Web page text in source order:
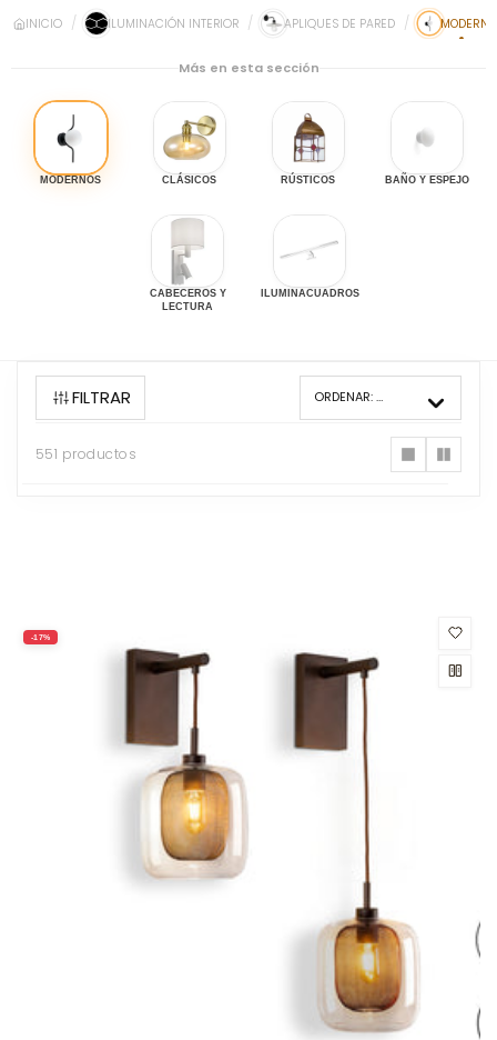
INICIO ILUMINACIÓN INTERIOR APLIQUES DE PARED
Más en esta sección
MODERNOS CLÁSICOS RÚSTICOS BAÑO Y ESPEJO
CABECEROS Y
LECTURA
ILUMINACUADROS
FILTRAR ORDENAR:
MÁS VENDIDOS
551 productos
-17%